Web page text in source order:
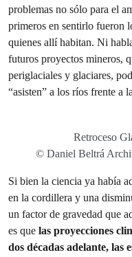
problemas no sólo para el
primeros en sentirlo fueron
quienes allí habitan. Ni
futuros proyectos mineros,
periglaciales y glaciares,
“asisten” a los ríos frente a
Retroceso
© Daniel Beltrá
Si bien la ciencia ya había
en la cordillera y una
un factor de gravedad que
es que las proyecciones
dos décadas adelante, las